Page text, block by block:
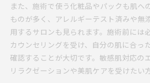
また、施術で使う化粧品やパックも肌へ
ものが多く、アレルギーテスト済みや無
用するサロンも見られます。施術前には
カウンセリングを受け、自分の肌に合っ
確認することが大切です。敏感肌対応の
リラクゼーションや美肌ケアを受けたい